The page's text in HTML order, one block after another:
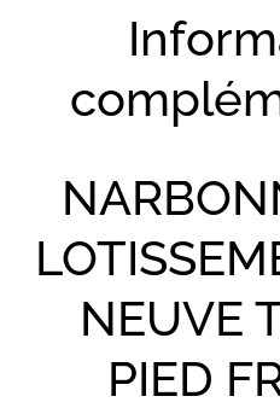
NEUVE
PIED